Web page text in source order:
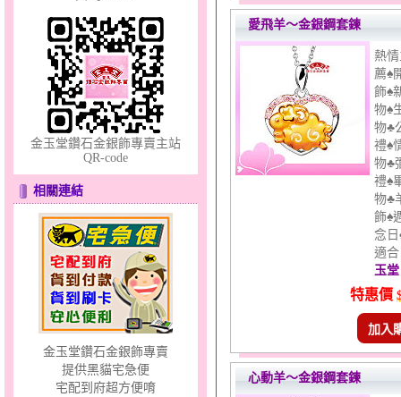
夢想幸福～男黃金戒指
錦繡龍鳳～黃金耳環
十字架～銀鋼套鍊
金玉堂鑽石金銀飾專賣主站
QR-code
相關連結
金玉堂鑽石金銀飾專賣
提供黑貓宅急便
宅配到府超方便唷
愛飛羊～金銀鋼套鍊
熱
薦♠
飾♠
物♠
物♣
禮♠
物♣
禮♠
物♣
飾♠
念
適
玉堂
特惠價
加入
心動羊～金銀鋼套鍊